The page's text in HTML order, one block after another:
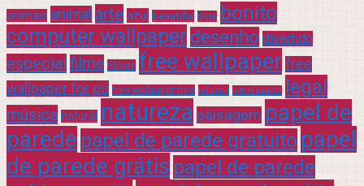
animais animal arte azul beautiful blue bonito
computer wallpaper desenho divertido
especial filme filmes free wallpaper free
wallpaper for pc free wallpaper free infantil interessante legal
música natural natureza paisagem papel de
parede papel de parede gratuito papel
de parede grátis papel de parede